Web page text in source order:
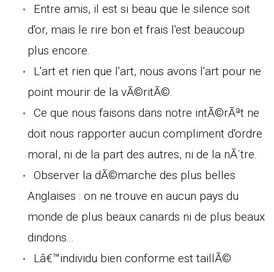
Entre amis, il est si beau que le silence soit
d'or, mais le rire bon et frais l'est beaucoup
plus encore.
L'art et rien que l'art, nous avons l'art pour ne
point mourir de la vÃ©ritÃ©.
Ce que nous faisons dans notre intÃ©rÃªt ne
doit nous rapporter aucun compliment d'ordre
moral, ni de la part des autres, ni de la nÃ´tre.
Observer la dÃ©marche des plus belles
Anglaises : on ne trouve en aucun pays du
monde de plus beaux canards ni de plus beaux
dindons...
Lâ€™individu bien conforme est taillÃ©